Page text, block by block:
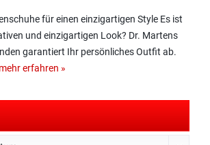
für einen einzigartigen Style Es ist
und einzigartigen Look? Dr. Martens
garantiert Ihr persönliches Outfit ab.
mehr erfahren »